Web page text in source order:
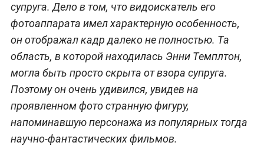
супруга. Дело в том, что видоискатель его
фотоаппарата имел характерную особенность,
он отображал кадр далеко не полностью. Та
область, в которой находилась Энни Темплтон,
могла быть просто скрыта от взора супруга.
Поэтому он очень удивился, увидев на
проявленном фото странную фигуру,
напоминавшую персонажа из популярных тогда
научно-фантастических фильмов.